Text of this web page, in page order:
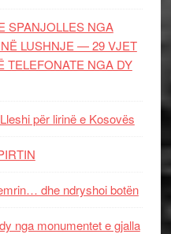
SPANJOLLES NGA
LUSHNJE — 29 VJET
TELEFONATE NGA DY
për lirinë e Kosovës
dhe ndryshoi botën
nga monumentet e gjalla